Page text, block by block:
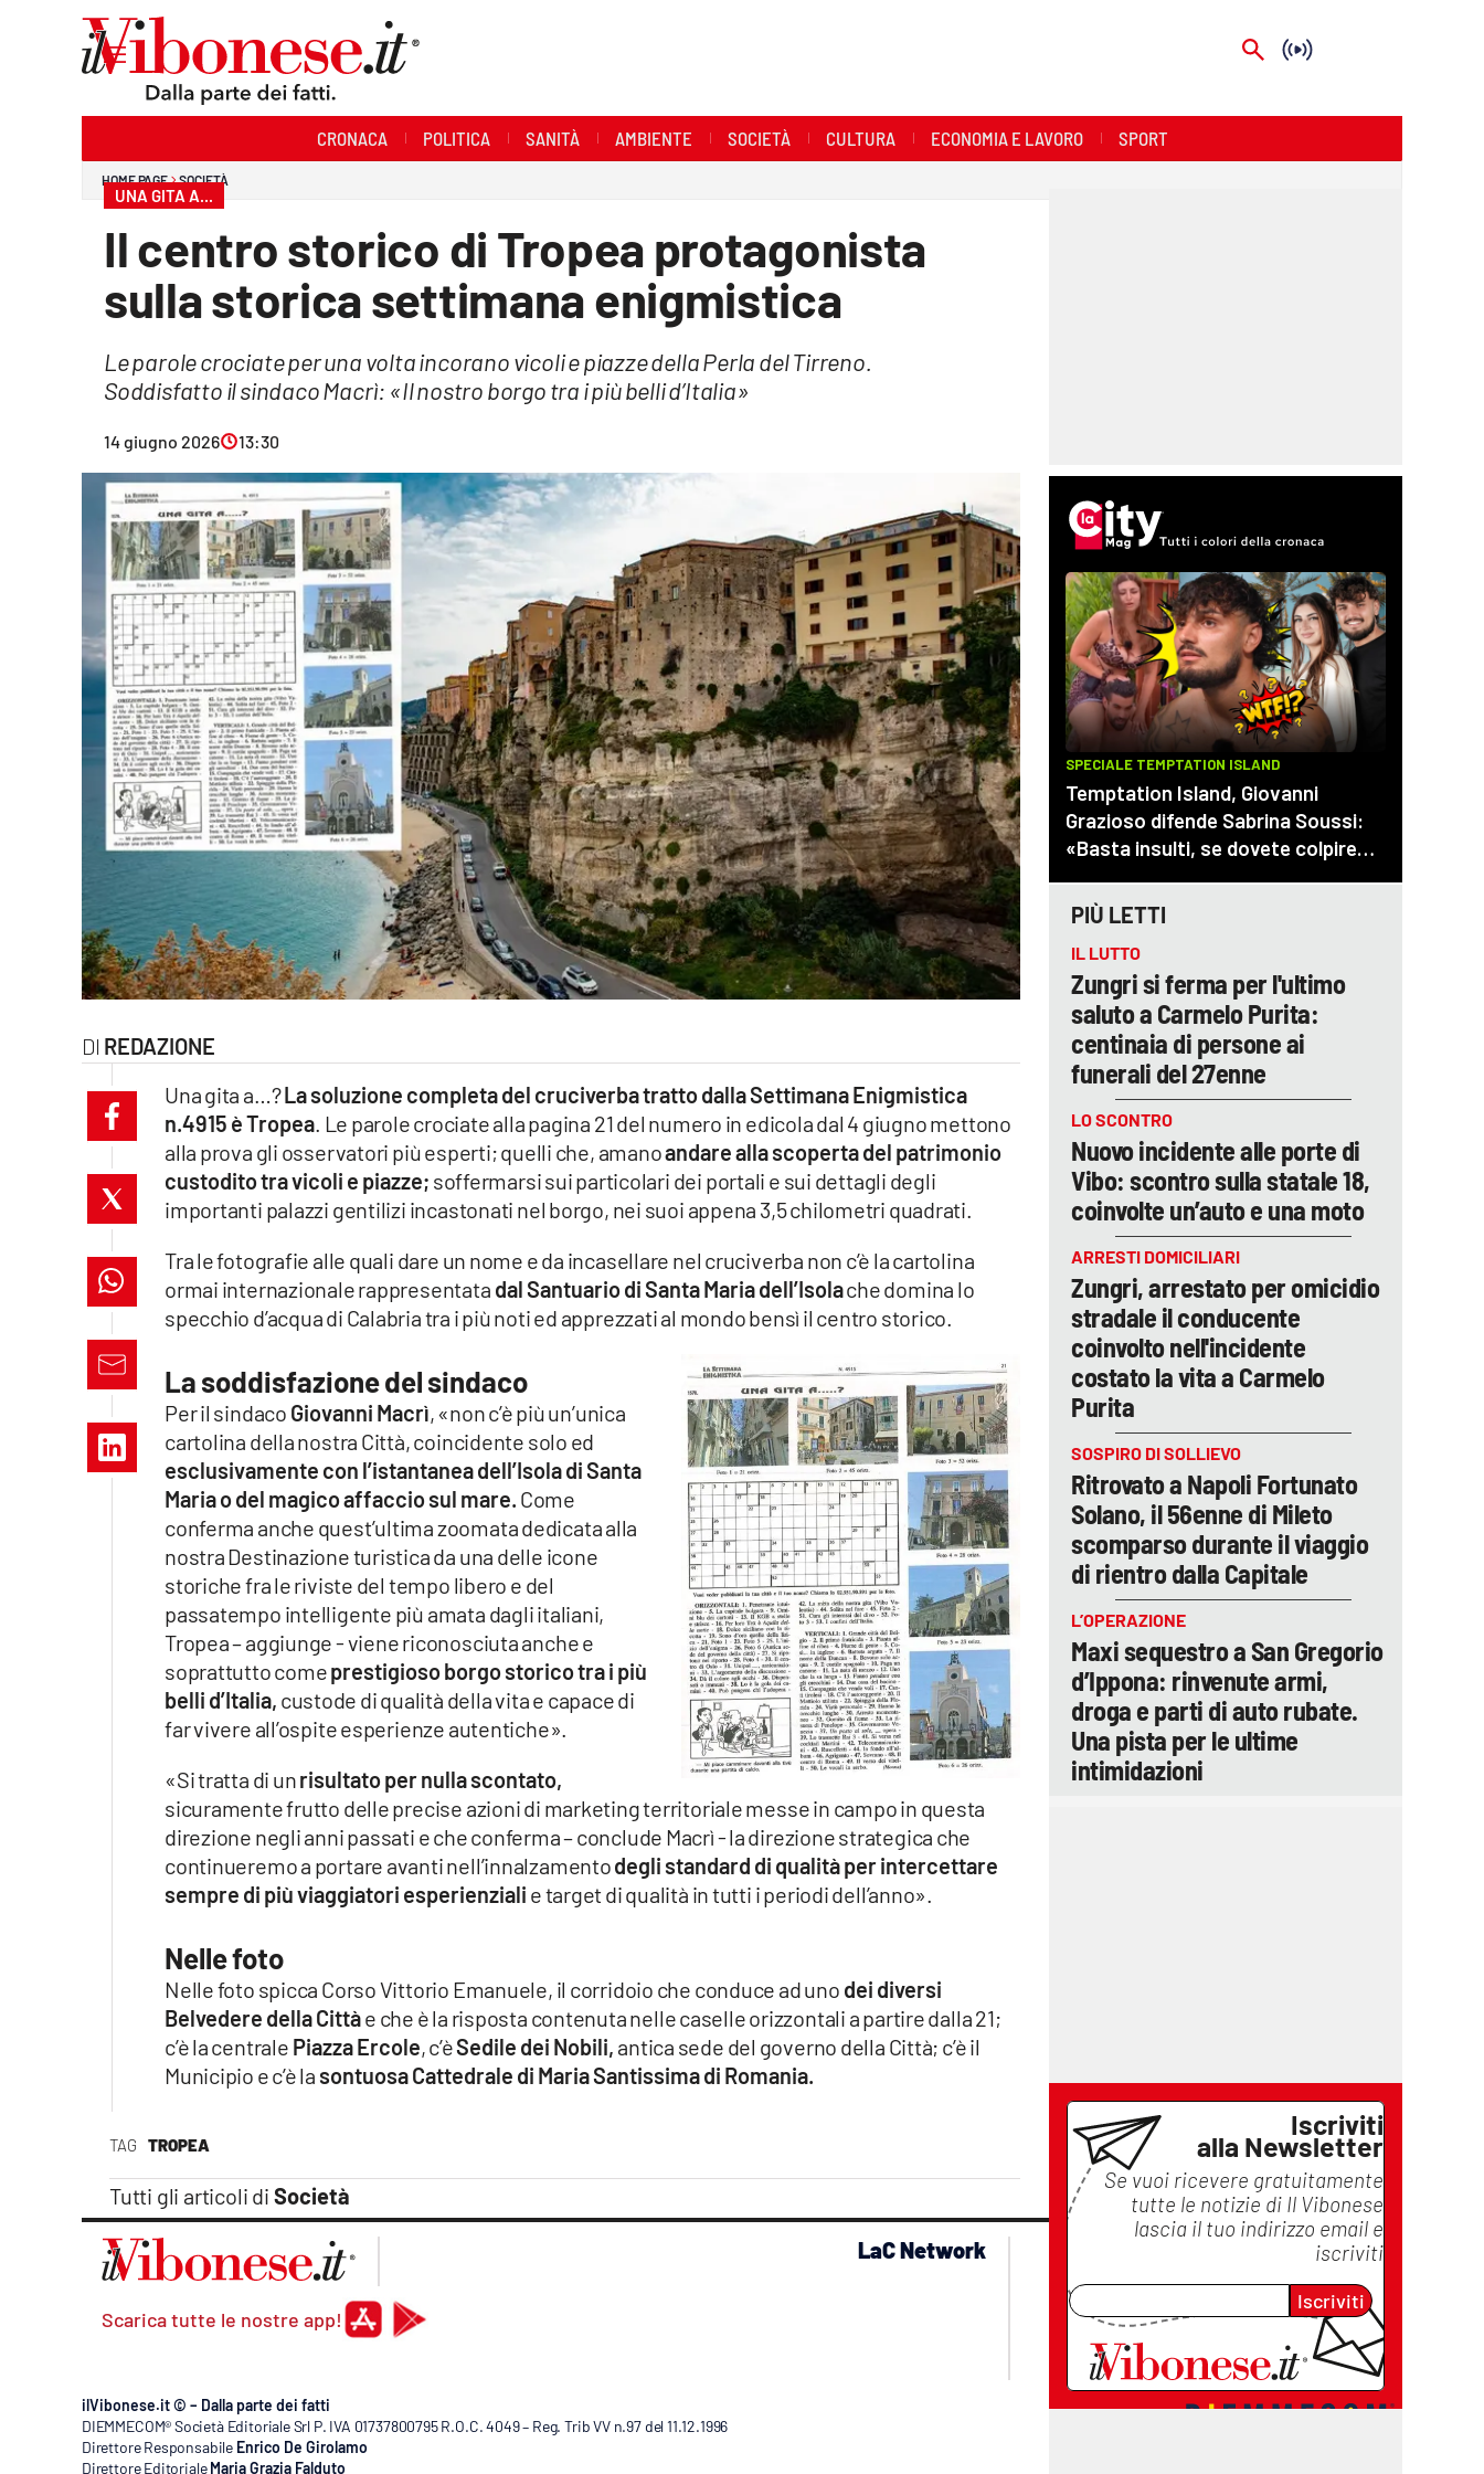
Streaming
lacitymag.it
cosenzachannel.it
ilvibonese.it
catanzarochannel.it
lacapitalenews.it
Vai
CRONACA POLITICA SANITÀ AMBIENTE SOCIETÀ CULTURA ECONOMIA E LAVORO SPORT
HOME PAGE SOCIETÀ
UNA GITA A...
Il centro storico di Tropea protagonista
sulla storica settimana enigmistica
Le parole crociate per una volta incorano vicoli e piazze della Perla del Tirreno.
Soddisfatto il sindaco Macrì: «Il nostro borgo tra i più belli d’Italia»
14 giugno 2026 13:30
REDAZIONE
TAG TROPEA
Tutti gli articoli di Società
Una gita a…?La soluzione completa del cruciverba tratto dalla Settimana Enigmistica
n.4915 è Tropea. Le parole crociate alla pagina 21 del numero in edicola dal 4 giugno mettono
alla prova gli osservatori più esperti; quelli che, amanoandare alla scoperta del patrimonio
custodito tra vicoli e piazze; soffermarsi sui particolari dei portali e sui dettagli degli
importanti palazzi gentilizi incastonati nel borgo, nei suoi appena 3,5 chilometri quadrati.
Tra le fotografie alle quali dare un nome e da incasellare nel cruciverba non c’è la cartolina
ormai internazionale rappresentata dal Santuario di Santa Maria dell’Isolache domina lo
specchio d’acqua di Calabria tra i più noti ed apprezzati al mondo bensì il centro storico.
La soddisfazione del sindaco
Per il sindaco Giovanni Macrì, «non c’è più un’unica
cartolina della nostra Città, coincidente solo ed
esclusivamente con l’istantanea dell’Isola di Santa
Maria o del magico affaccio sul mare. Come
conferma anche quest’ultima zoomata dedicata alla
nostra Destinazione turistica da una delle icone
storiche fra le riviste del tempo libero e del
passatempo intelligente più amata dagli italiani,
Tropea – aggiunge - viene riconosciuta anche e
soprattutto comeprestigioso borgo storico tra i più
belli d’Italia, custode di qualità della vita e capace di
far vivere all’ospite esperienze autentiche».
«Si tratta di unrisultato per nulla scontato,
sicuramente frutto delle precise azioni di marketing territoriale messe in campo in questa
direzione negli anni passati e che conferma – conclude Macrì - la direzione strategica che
continueremo a portare avanti nell’innalzamentodegli standard di qualità per intercettare
sempre di più viaggiatori esperienziali e target di qualità in tutti i periodi dell’anno».
Nelle foto
Nelle foto spicca Corso Vittorio Emanuele, il corridoio che conduce ad uno dei diversi
Belvedere della Cittàe che è la risposta contenuta nelle caselle orizzontali a partire dalla 21;
c’è la centrale Piazza Ercole, c’èSedile dei Nobili, antica sede del governo della Città; c’è il
Municipio e c’è la sontuosa Cattedrale di Maria Santissima di Romania.
PIÙ LETTI
IL LUTTO
Zungri si ferma per l'ultimo
saluto a Carmelo Purita:
centinaia di persone ai
funerali del 27enne
LO SCONTRO
Nuovo incidente alle porte di
Vibo: scontro sulla statale 18,
coinvolte un’auto e una moto
ARRESTI DOMICILIARI
Zungri, arrestato per omicidio
stradale il conducente
coinvolto nell'incidente
costato la vita a Carmelo
Purita
SOSPIRO DI SOLLIEVO
Ritrovato a Napoli Fortunato
Solano, il 56enne di Mileto
scomparso durante il viaggio
di rientro dalla Capitale
L’OPERAZIONE
Maxi sequestro a San Gregorio
d’Ippona: rinvenute armi,
droga e parti di auto rubate.
Una pista per le ultime
intimidazioni
Iscriviti
alla Newsletter
Se vuoi ricevere gratuitamente
tutte le notizie di Il Vibonese
lascia il tuo indirizzo email e
iscriviti
Iscriviti
Scarica tutte le nostre app!
LaC Network
laconair.it
ilreggino.it
cosenzachannel.it
catanzarochannel.it
ilVibonese.it © – Dalla parte dei fatti
DIEMMECOM® Società Editoriale Srl P. IVA 01737800795 R.O.C. 4049 – Reg. Trib VV n.97 del 11.12.1996
Direttore Responsabile Enrico De Girolamo
Direttore Editoriale Maria Grazia Falduto